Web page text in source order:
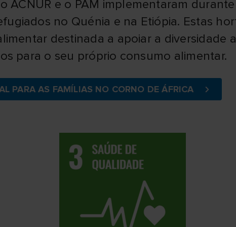
ACNUR e o PAM implementaram
no Quénia e na Etiópia. Estas
destinada a apoiar a diversidade
para o seu próprio consumo alimentar.
PARA AS FAMÍLIAS NO CORNO DE ÁFRICA